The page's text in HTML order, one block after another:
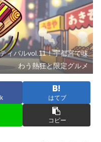
ィバルvol.11！宇都宮で味
わう熱狂と限定グルメ
はてブ
コピー